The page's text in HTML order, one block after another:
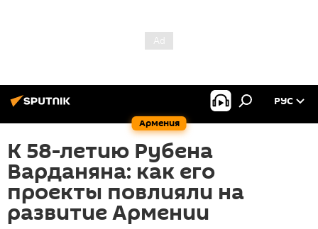
Армения
РУС
К 58-летию Рубена
Варданяна: как его
проекты повлияли на
развитие Армении